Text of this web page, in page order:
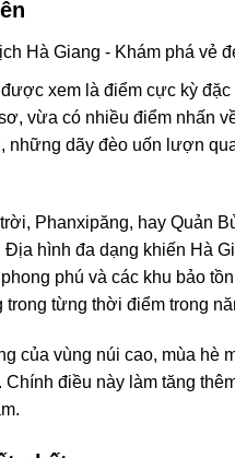
xem là điểm cực kỳ
vừa có nhiều điểm nhấn
những dãy đèo uốn lượn
Phanxipăng, hay Quản
hình đa dạng khiến Hà
phú và các khu bảo
trong từng thời điểm trong
của vùng núi cao, mùa hè
điều này làm tăng